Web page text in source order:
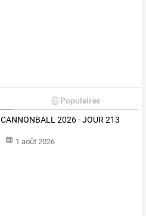
Populaires
CANNONBALL 2026 - JOUR 213
1 août 2026